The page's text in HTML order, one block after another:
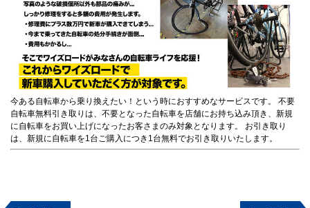
今ある自転車から乗り換えたい！という時におすすめなサービスです。 不要
自転車無料引き取りは、不要となった自転車を店舗にお持ち込み頂き、新規
に自転車をお買い上げになったお客さまのみ対象となります。 お引き取り
は、新規に自転車を1台ご購入につき1台無料でお引き取りいたします。